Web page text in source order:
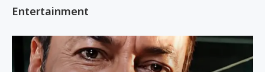
Entertainment